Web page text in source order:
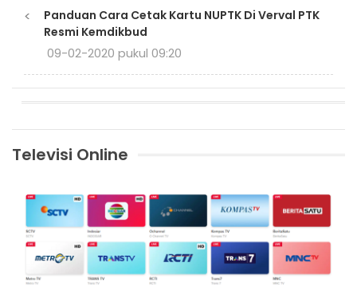
<
Panduan Cara Cetak Kartu NUPTK Di Verval PTK
Resmi Kemdikbud
09-02-2020 pukul 09:20
Televisi Online